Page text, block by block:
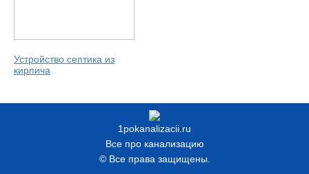
Устройство септика из
кирпича
1pokanalizacii.ru
Все про канализацию
© Все права защищены.